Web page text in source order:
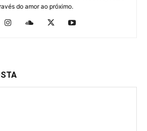
do amor ao próximo.